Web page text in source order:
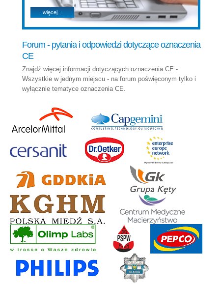
więcej...
Forum - pytania i odpowiedzi dotyczące oznaczenia
CE
Znajdź więcej informacji dotyczących oznaczenia CE -
Wszystkie w jednym miejscu - na forum poświęconym tylko i
wyłącznie tematyce oznaczenia CE.